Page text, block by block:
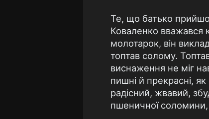
Те, що батько
Коваленко вважався
молотарок, вiн
топтав солому.
виснаження не мiг
пишнi й прекраснi,
радiсний, жвавий,
пшеничної соломини,